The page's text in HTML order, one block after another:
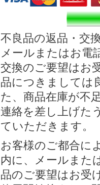
不良品の返品・交
メールまたはお電
交換のご要望はお
品につきましては
た、商品在庫が不
連絡を差し上げた
ていただきます。
お客様のご都合に
内に、メールまた
品のご要望はお受